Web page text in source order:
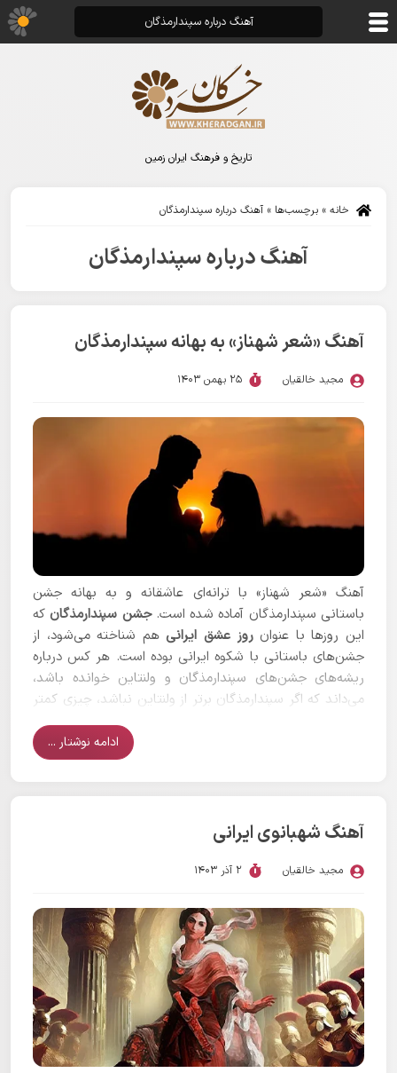
تاریخ و فرهنگ ایران زمین
خانه » برچسب‌ها » آهنگ درباره سپندارمذگان
آهنگ درباره سپندارمذگان
آهنگ «شعر شهناز» به بهانه سپندارمذگان
مجید خالقیان 25 بهمن 1403
آهنگ «شعر شهناز» با ترانه‌ای عاشقانه و به بهانه جشن
باستانی سپندارمذگان آماده شده است.جشن سپندارمذگانکه
این روزها با عنوانروز عشق ایرانیهم شناخته می‌شود، از
جشن‌های باستانی با شکوه ایرانی بوده است. هر کس درباره
ریشه‌های جشن‌های سپندارمذگان و ولنتاین خوانده باشد،
می‌داند که اگر سپندارمذگان برتر از ولنتاین نباشد، چیزی کمتر
ادامه نوشتار ...
آهنگ شهبانوی ایرانی
مجید خالقیان 2 آذر 1403
آهنگ درباره سپندارمذگان